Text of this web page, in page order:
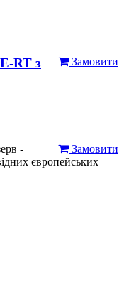
Замовити
RT з
Замовити
-
європейських